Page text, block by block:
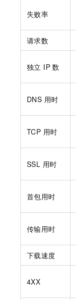
失败率
请求数
独立 IP 数
DNS 用时
TCP 用时
SSL 用时
首包用时
传输用时
下载速度
4XX